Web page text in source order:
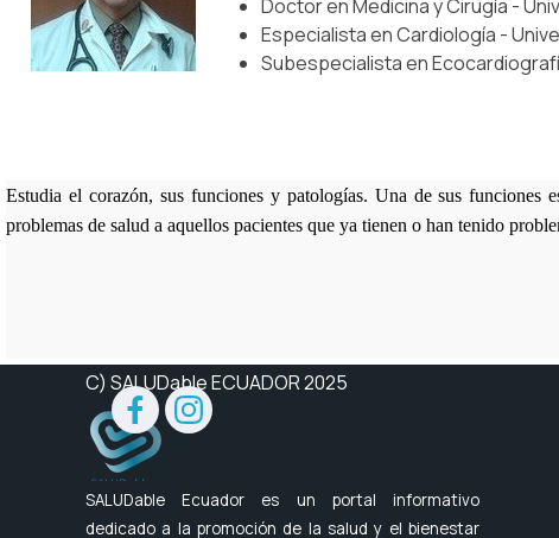
Doctor en Medicina y Cirugía -
Especialista en Cardiología -
Subespecialista en
Estudia el corazón, sus funciones y patologías. Una de sus funciones
problemas de salud a aquellos pacientes que ya tienen o han tenido
C) SALUDable ECUADOR 2025
SALUDable Ecuador es un portal informativo
dedicado a la promoción de la salud y el bienestar